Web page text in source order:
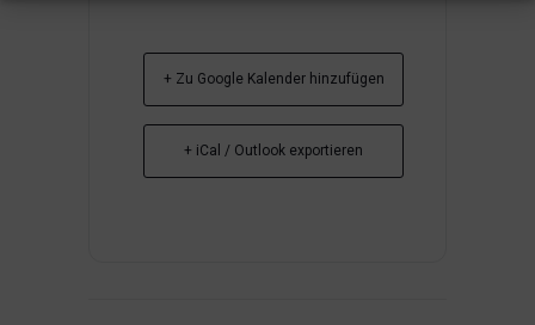
+ Zu Google Kalender hinzufügen
+ iCal / Outlook exportieren